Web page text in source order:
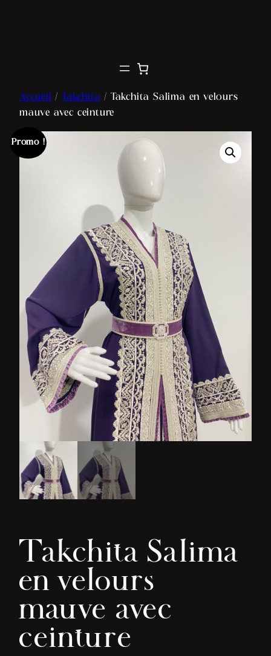
Accueil / Takchita / Takchita Salima en velours
mauve avec ceinture
Promo !
Takchita Salima
en velours
mauve avec
ceinture